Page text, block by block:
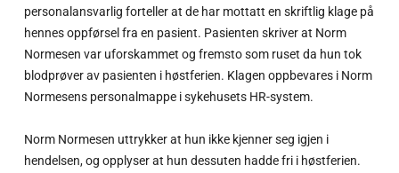
personalansvarlig forteller at de har mottatt en skriftlig klage på
hennes oppførsel fra en pasient. Pasienten skriver at Norm
Normesen var uforskammet og fremsto som ruset da hun tok
blodprøver av pasienten i høstferien. Klagen oppbevares i Norm
Normesens personalmappe i sykehusets HR-system.
Norm Normesen uttrykker at hun ikke kjenner seg igjen i
hendelsen, og opplyser at hun dessuten hadde fri i høstferien.